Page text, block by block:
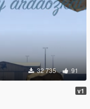
32 735 91
v1